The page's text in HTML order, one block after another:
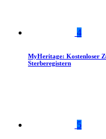
4
MyHeritage: Kostenloser
Sterberegistern
5